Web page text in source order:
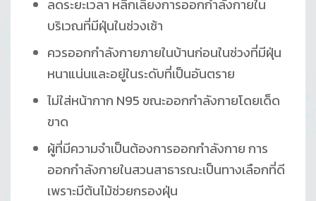
ลดระยะเวลา หลีกเลี่ยงการออกกำลังกายใน
บริเวณที่มีฝุ่นในช่วงเช้า
ควรออกกำลังกายภายในบ้านก่อนในช่วงที่มีฝุ่น
หนาแน่นและอยู่ในระดับที่เป็นอันตราย
ไม่ใส่หน้ากาก N95 ขณะออกกำลังกายโดยเด็ด
ขาด
ผู้ที่มีความจำเป็นต้องการออกกำลังกาย การ
ออกกำลังกายในสวนสาธารณะเป็นทางเลือกที่ดี
เพราะมีต้นไม้ช่วยกรองฝุ่น